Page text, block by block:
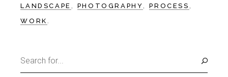
LANDSCAPE
PHOTOGRAPHY
PROCESS
WORK